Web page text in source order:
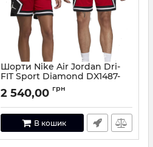
Шорти Nike Air Jordan Dri-
FIT Sport Diamond DX1487-
Артикул: DX1487-687-S
2 540,00 грн
В кошик